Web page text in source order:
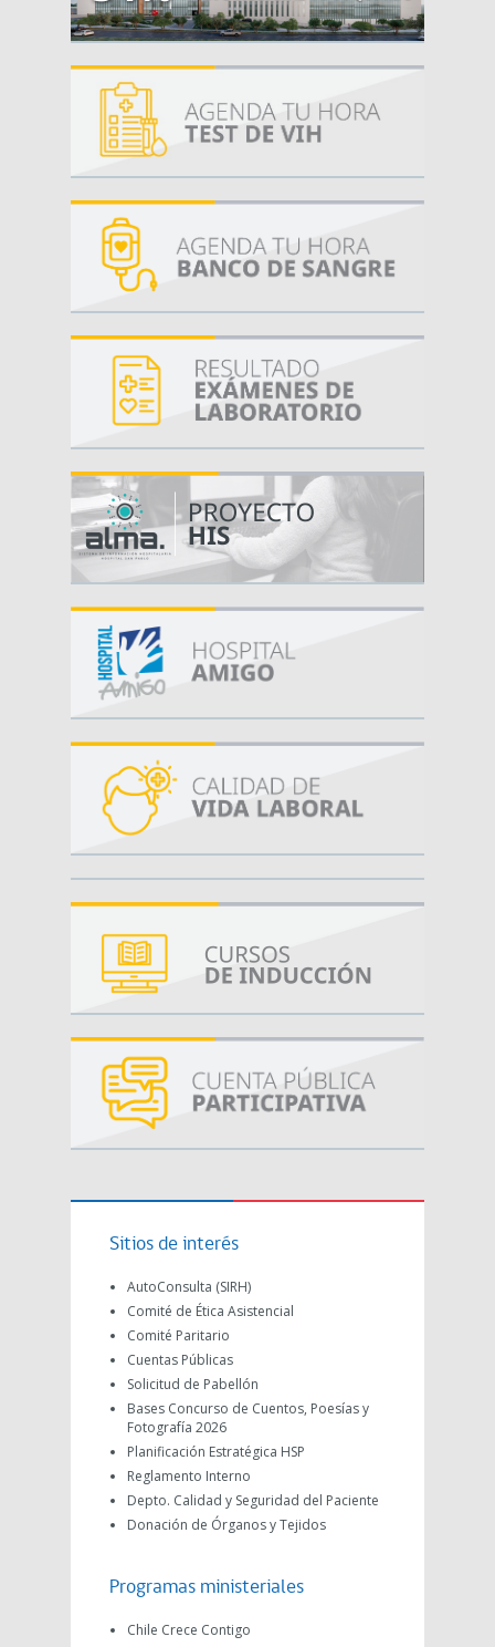
Sitios de interés
AutoConsulta (SIRH)
Comité de Ética Asistencial
Comité Paritario
Cuentas Públicas
Solicitud de Pabellón
Bases Concurso de Cuentos, Poesías y
Fotografía 2026
Planificación Estratégica HSP
Reglamento Interno
Depto. Calidad y Seguridad del Paciente
Donación de Órganos y Tejidos
Programas ministeriales
Chile Crece Contigo